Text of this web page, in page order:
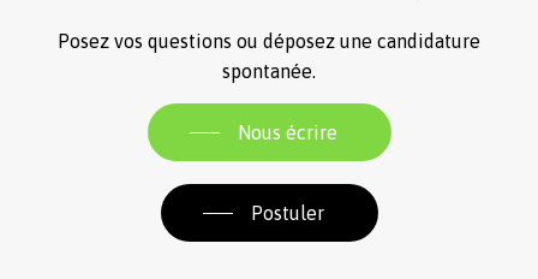
Posez vos questions ou déposez une candidature
spontanée.
Nous écrire
Postuler